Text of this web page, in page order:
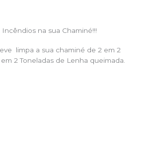
Incêndios na sua Chaminé!!!
limpa a sua chaminé de 2 em 2
2 Toneladas de Lenha queimada.